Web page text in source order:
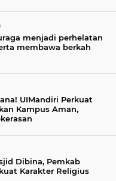
menjadi perhelatan
membawa berkah
UIMandiri Perkuat
Kampus Aman,
Dibina, Pemkab
Karakter Religius